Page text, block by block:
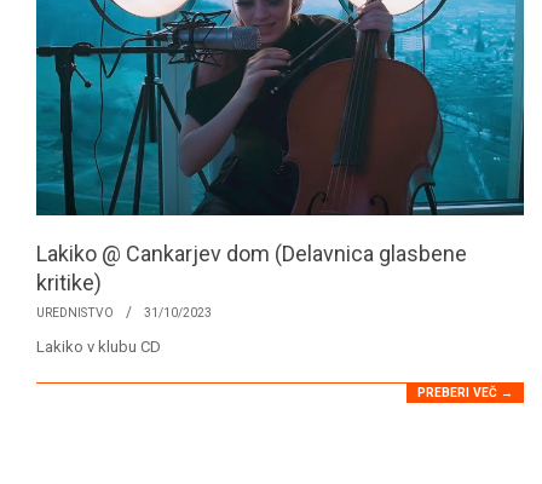
Lakiko @ Cankarjev dom (Delavnica glasbene
kritike)
2023-
10-
UREDNISTVO 31/10/2023
Lakiko v klubu CD
PREBERI VEČ →